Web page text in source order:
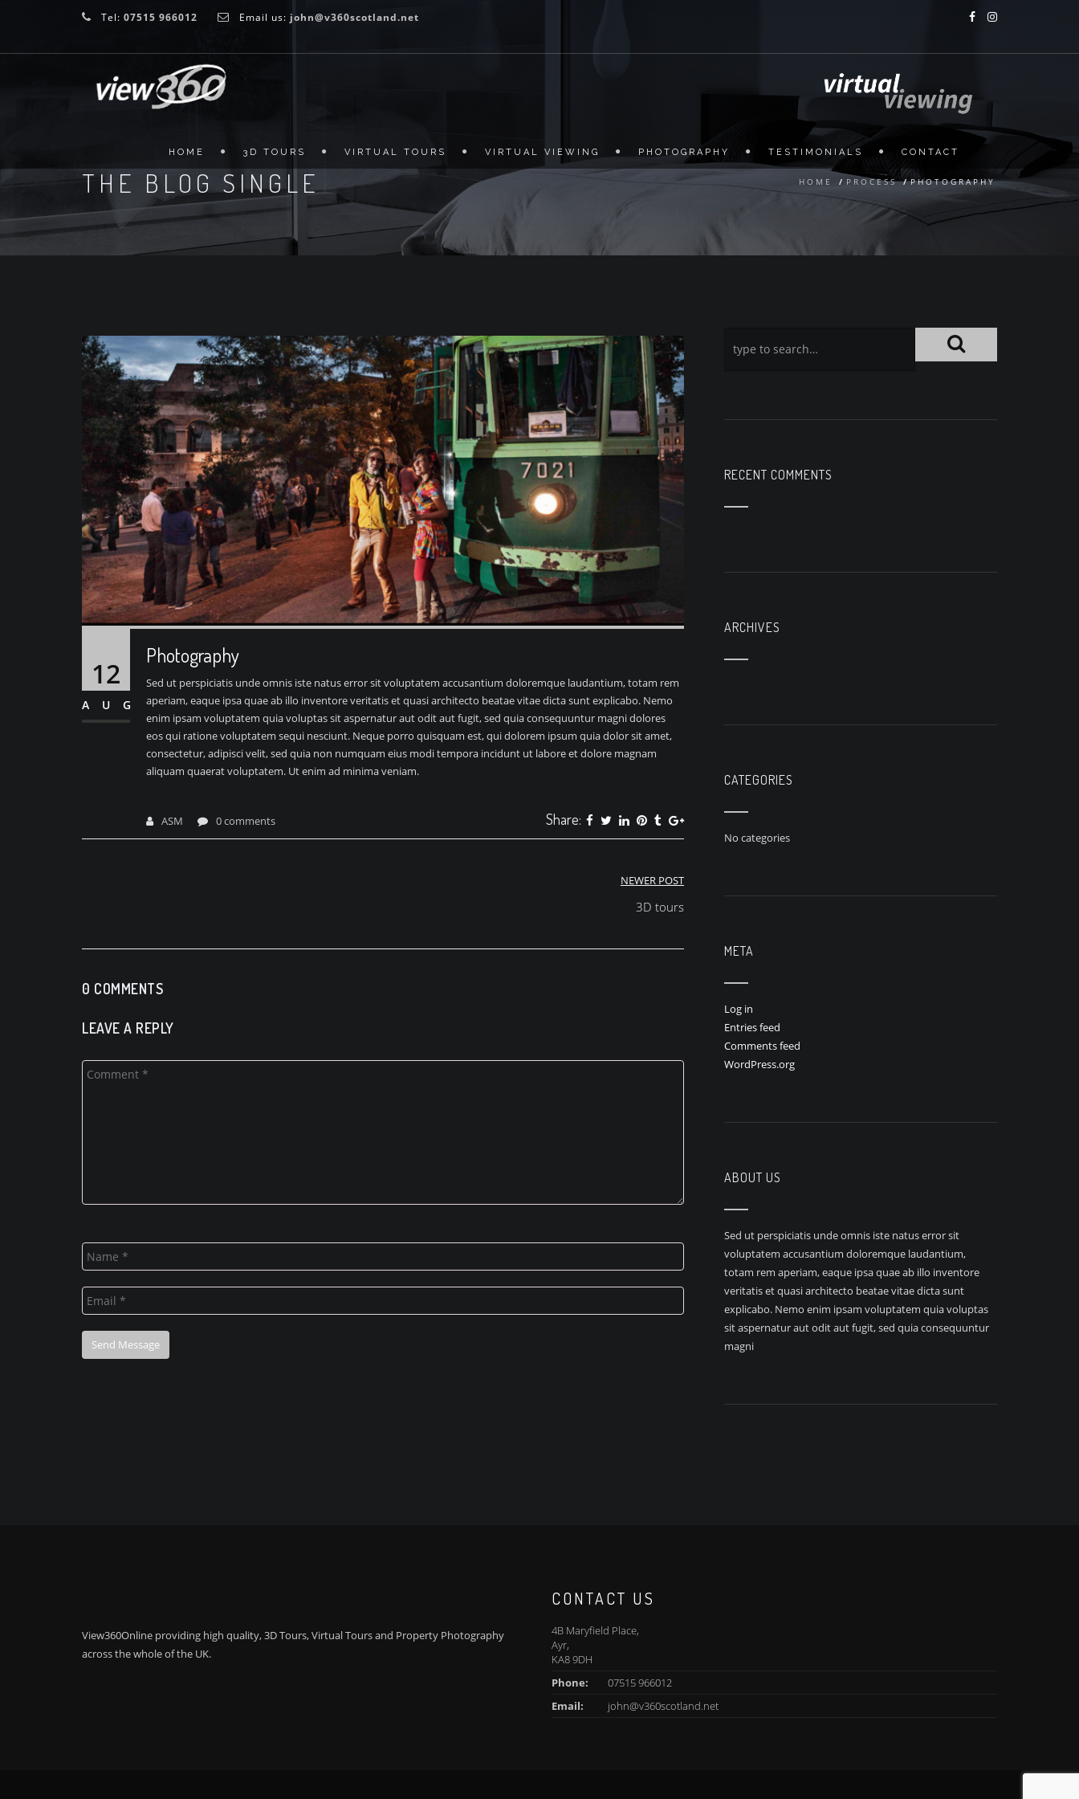
Tel: 07515 966012 Email us: john@v360scotland.net
HOME 3D TOURS VIRTUAL TOURS VIRTUAL VIEWING PHOTOGRAPHY TESTIMONIALS CONTACT
THE BLOG SINGLE HOME / PROCESS /PHOTOGRAPHY
12
AUG
Photography
Sed ut perspiciatis unde omnis iste natus error sit voluptatem accusantium doloremque laudantium, totam rem
aperiam, eaque ipsa quae ab illo inventore veritatis et quasi architecto beatae vitae dicta sunt explicabo. Nemo
enim ipsam voluptatem quia voluptas sit aspernatur aut odit aut fugit, sed quia consequuntur magni dolores
eos qui ratione voluptatem sequi nesciunt. Neque porro quisquam est, qui dolorem ipsum quia dolor sit amet,
consectetur, adipisci velit, sed quia non numquam eius modi tempora incidunt ut labore et dolore magnam
aliquam quaerat voluptatem. Ut enim ad minima veniam.
ASM 0 comments Share:
NEWER POST
3D tours
0 COMMENTS
LEAVE A REPLY
RECENT COMMENTS
ARCHIVES
CATEGORIES
No categories
META
Log in
Entries feed
Comments feed
WordPress.org
ABOUT US
Sed ut perspiciatis unde omnis iste natus error sit
voluptatem accusantium doloremque laudantium,
totam rem aperiam, eaque ipsa quae ab illo inventore
veritatis et quasi architecto beatae vitae dicta sunt
explicabo. Nemo enim ipsam voluptatem quia voluptas
sit aspernatur aut odit aut fugit, sed quia consequuntur
magni
View360Online providing high quality, 3D Tours, Virtual Tours and Property Photography
across the whole of the UK.
CONTACT US
4B Maryfield Place,
Ayr,
KA8 9DH
Phone:
07515 966012
Email:
john@v360scotland.net